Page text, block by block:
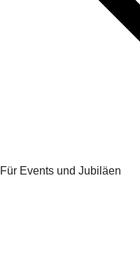
Für Events und Jubiläen